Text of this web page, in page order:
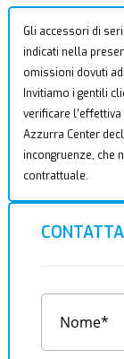
Gli accessori di
indicati nella
omissioni dovuti
Invitiamo i gentili
verificare
Azzurra Center
incongruenze, che
contrattuale.